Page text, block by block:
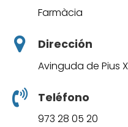
Farmàcia
Dirección
Avinguda de Pius
Teléfono
973 28 05 20